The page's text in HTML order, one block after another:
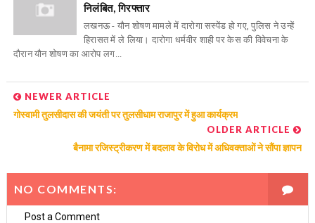
निलंबित, गिरफ्तार
लखनऊ - यौन शोषण मामले में दारोगा सस्पेंड हो गए, पुलिस ने उन्हें
हिरासत में ले लिया। दारोगा धर्मवीर शाही पर केस की विवेचना के
दौरान यौन शोषण का आरोप लग...
NEWER ARTICLE
गोस्वामी तुलसीदास की जयंती पर तुलसीधाम राजापुर में हुआ कार्यक्रम
OLDER ARTICLE
बैनामा रजिस्ट्रीकरण में बदलाव के विरोध में अधिवक्ताओं ने सौंपा ज्ञापन
NO COMMENTS:
Post a Comment